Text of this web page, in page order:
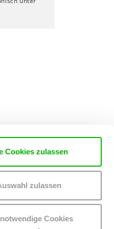
Cookies zulassen
zulassen
Cookies